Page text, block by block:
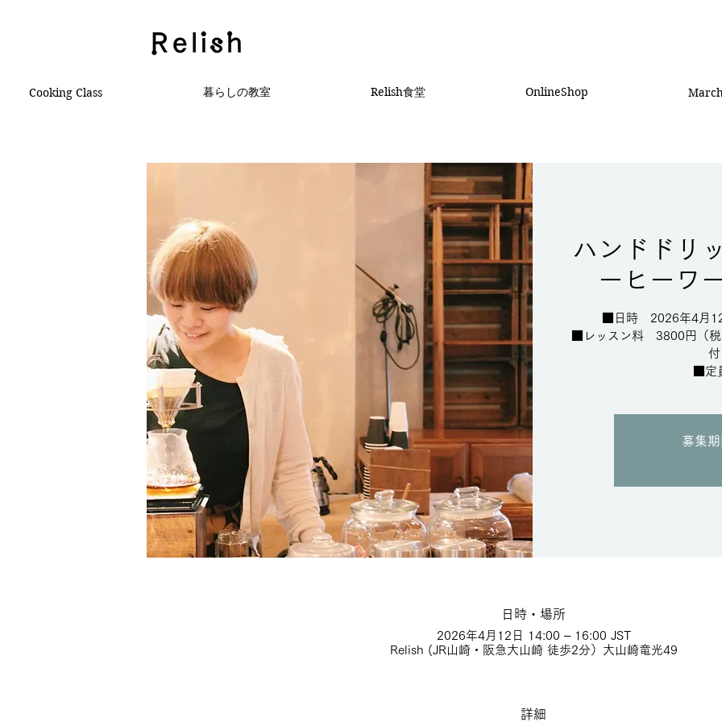
Cooking Class 暮らしの教室 Relish食堂 OnlineShop
ハンドドリ
ーヒーワ
■日時 2026年4月
■レッスン料 3800円（税
付
■
募集
日時・場所
2026年4月12日 14:00 – 16:00 JST
Relish (JR山崎・阪急大山崎 徒歩2分）大山崎竜光49
詳細